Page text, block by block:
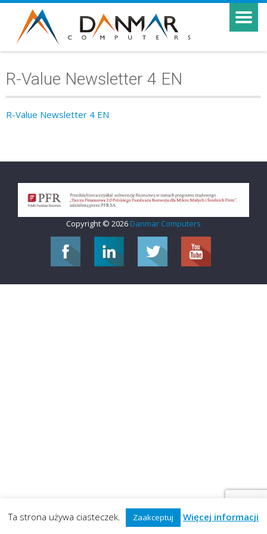
R-Value Newsletter 4 EN
R-Value Newsletter 4 EN
Copyright © 2026 Danmar Computers
Ta strona używa ciasteczek. Zaakceptuj Więcej informacji